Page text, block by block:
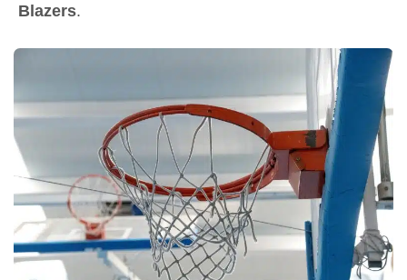
Blazers.